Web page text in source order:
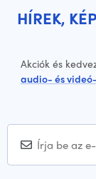
HÍREK,
Akciók és
audio- és